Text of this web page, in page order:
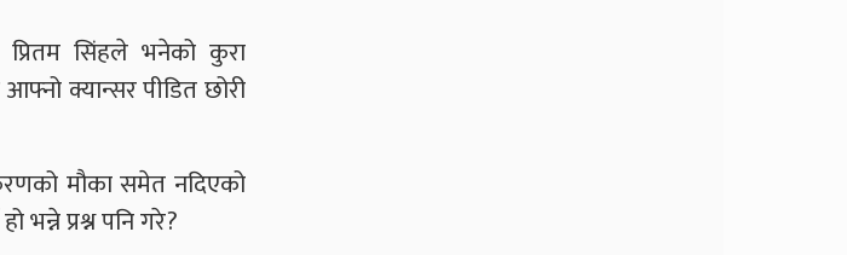
प्रितम सिंहले भनेको कुरा
क्यान्सर पीडित छोरी
मौका समेत नदिएको
भन्ने प्रश्न पनि गरे?